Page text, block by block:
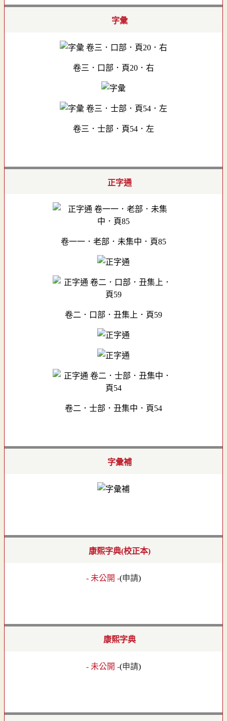
字彙
卷三．口部．頁20．右
卷三．士部．頁54．左
正字通
卷一一．老部．未集中．頁85
卷二．口部．丑集上．頁59
卷二．士部．丑集中．頁54
字彙補
康熙字典(校正本)
- 未公開 -(申請)
康熙字典
- 未公開 -(申請)